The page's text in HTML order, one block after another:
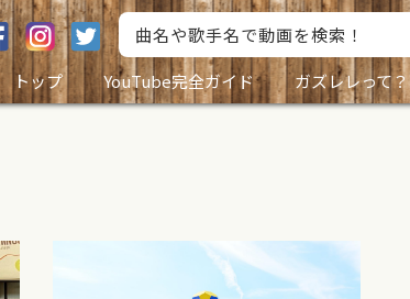
トップ
YouTube完全ガイド ガズレレって？